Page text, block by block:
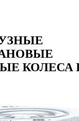
КОЛЕСА